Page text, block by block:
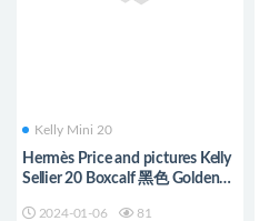
Kelly Mini 20
Hermès Price and pictures Kelly
Sellier 20 Boxcalf 黑色 Golden
2024-01-06 81